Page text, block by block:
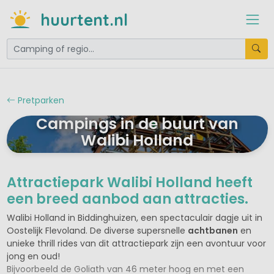
huurtent.nl
Pretparken
Campings in de buurt van
Walibi Holland
Attractiepark Walibi Holland heeft
een breed aanbod aan attracties.
Walibi Holland in Biddinghuizen, een spectaculair dagje uit in
Oostelijk Flevoland. De diverse supersnelle achtbanen en
unieke thrill rides van dit attractiepark zijn een avontuur voor
jong en oud!
Bijvoorbeeld de Goliath van 46 meter hoog en met een